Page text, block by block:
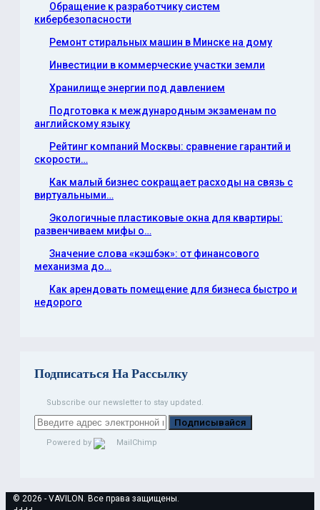
Обращение к разработчику систем
кибербезопасности
Ремонт стиральных машин в Минске на дому
Инвестиции в коммерческие участки земли
Хранилище энергии под давлением
Подготовка к международным экзаменам по
английскому языку
Рейтинг компаний Москвы: сравнение гарантий и
скорости…
Как малый бизнес сокращает расходы на связь с
виртуальными…
Экологичные пластиковые окна для квартиры:
развенчиваем мифы о…
Значение слова «кэшбэк»: от финансового
механизма до…
Как арендовать помещение для бизнеса быстро и
недорого
Подписаться На Рассылку
Subscribe our newsletter to stay updated.
Подписывайся
Powered by
© 2026 - VAVILON. Все права защищены.